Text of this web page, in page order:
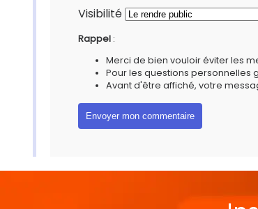
Visibilité
Rappel :
Merci de bien vouloir éviter les
Pour les questions personnelles
Avant d'être affiché, votre